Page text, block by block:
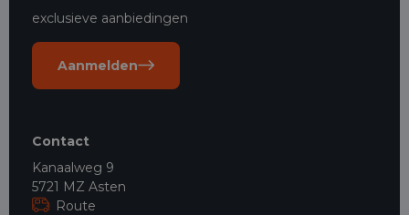
exclusieve aanbiedingen
Aanmelden
Contact
Kanaalweg 9
5721 MZ Asten
Route